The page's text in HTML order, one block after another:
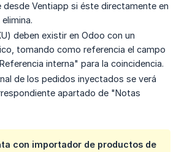
desde Ventiapp si éste directamente en
deben existir en Odoo con un
tomando como referencia el campo
interna" para la coincidencia.
de los pedidos inyectados se verá
apartado de "Notas
con importador de productos de